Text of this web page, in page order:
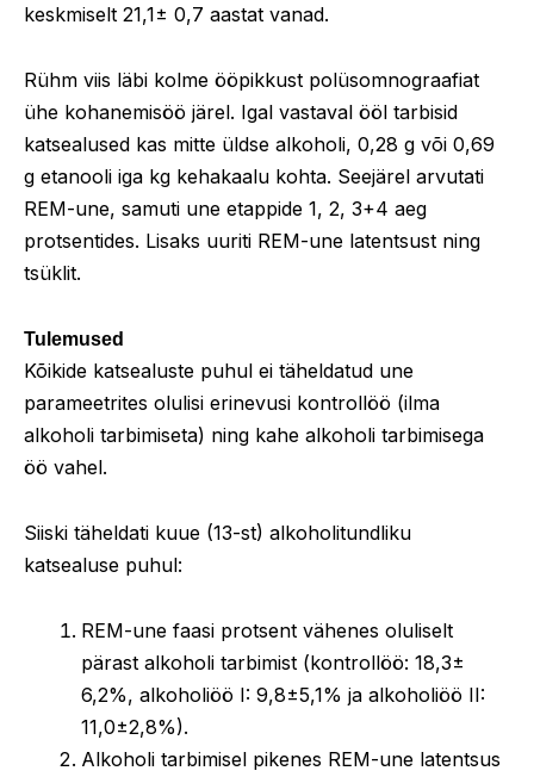
keskmiselt 21,1± 0,7 aastat vanad.
Rühm viis läbi kolme ööpikkust polüsomnograafiat
ühe kohanemisöö järel. Igal vastaval ööl tarbisid
katsealused kas mitte üldse alkoholi, 0,28 g või 0,69
g etanooli iga kg kehakaalu kohta. Seejärel arvutati
REM-une, samuti une etappide 1, 2, 3+4 aeg
protsentides. Lisaks uuriti REM-une latentsust ning
tsüklit.
Tulemused
Kõikide katsealuste puhul ei täheldatud une
parameetrites olulisi erinevusi kontrollöö (ilma
alkoholi tarbimiseta) ning kahe alkoholi tarbimisega
öö vahel.
Siiski täheldati kuue (13-st) alkoholitundliku
katsealuse puhul:
REM-une faasi protsent vähenes oluliselt
pärast alkoholi tarbimist (kontrollöö: 18,3±
6,2%, alkoholiöö I: 9,8±5,1% ja alkoholiöö II:
11,0±2,8%).
Alkoholi tarbimisel pikenes REM-une latentsus